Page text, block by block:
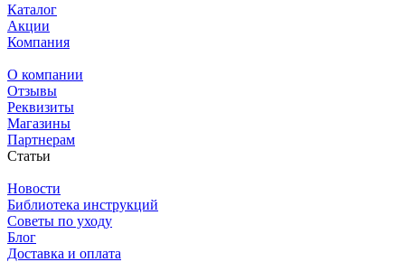
Каталог
Акции
Компания
О компании
Отзывы
Реквизиты
Магазины
Партнерам
Статьи
Новости
Библиотека инструкций
Советы по уходу
Блог
Доставка и оплата